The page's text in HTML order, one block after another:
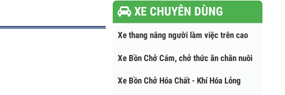
XE CHUYÊN DÙNG
Xe thang nâng người làm việc trên cao
Xe Bồn Chở Cám, chở thức ăn chăn nuôi